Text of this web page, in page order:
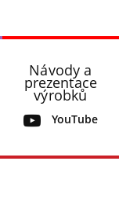
Návody a
prezentace
výrobků
YouTube